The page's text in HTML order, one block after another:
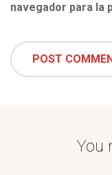
navegador para la
You